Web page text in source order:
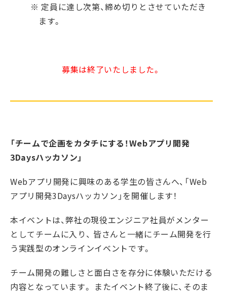
※ 定員に達し次第、締め切りとさせていただき
ます。
募集は終了いたしました。
「チームで企画をカタチにする！Webアプリ開発
3Daysハッカソン」
Webアプリ開発に興味のある学生の皆さんへ、「Web
アプリ開発3Daysハッカソン」を開催します！
本イベントは、弊社の現役エンジニア社員がメンター
としてチームに入り、 皆さんと一緒にチーム開発を行
う実践型のオンラインイベントです。
チーム開発の難しさと面白さを存分に体験いただける
内容となっています。 またイベント終了後に、そのま